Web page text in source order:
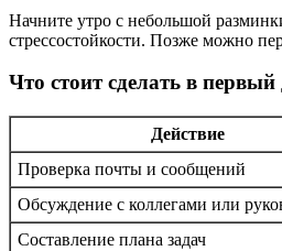
Начните утро с небольшой
стрессостойкости. Позже можно
Что стоит сделать в первый
Действие
Проверка почты и сообщений
Обсуждение с коллегами или
Составление плана задач